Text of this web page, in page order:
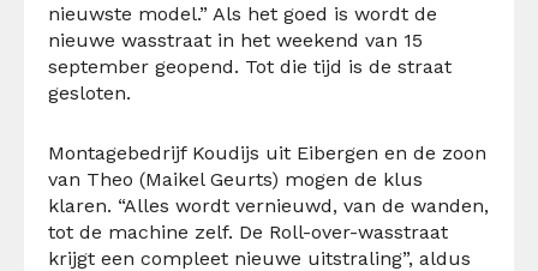
nieuwste model.” Als het goed is wordt de
nieuwe wasstraat in het weekend van 15
september geopend. Tot die tijd is de straat
gesloten.
Montagebedrijf Koudijs uit Eibergen en de zoon
van Theo (Maikel Geurts) mogen de klus
klaren. “Alles wordt vernieuwd, van de wanden,
tot de machine zelf. De Roll-over-wasstraat
krijgt een compleet nieuwe uitstraling”, aldus